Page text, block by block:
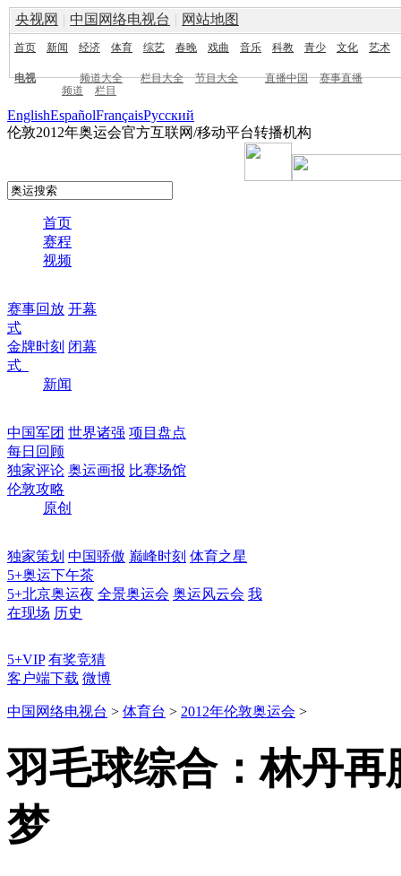
央视网 | 中国网络电视台 | 网站地图
首页 新闻 经济 体育 综艺 春晚 戏曲 音乐 科教 青少 文化 艺术
电视 频道大全 栏目大全 节目大全 直播中国
赛事直播
频道
栏目
EnglishEspañolFrançaisPусский
伦敦2012年奥运会官方互联网/移动平台转播机构
首页
赛程
视频
赛事回放 开幕
式
金牌时刻 闭幕
式
新闻
中国军团 世界诸强 项目盘点
每日回顾
独家评论 奥运画报 比赛场馆
伦敦攻略
原创
独家策划 中国骄傲 巅峰时刻 体育之星
5+奥运下午茶
5+北京奥运夜 全景奥运会 奥运风云会 我
在现场 历史
5+VIP 有奖竞猜
客户端下载 微博
中国网络电视台 > 体育台 > 2012年伦敦奥运会 >
羽毛球综合：林丹
梦